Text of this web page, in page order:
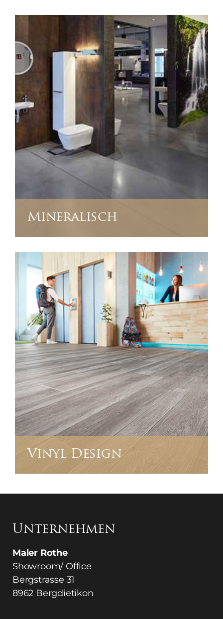
Mineralisch
Vinyl Design
Unternehmen
Maler Rothe
Showroom/ Office
Bergstrasse 31
8962 Bergdietikon